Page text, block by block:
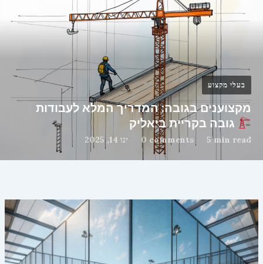
בעלי מקצוע
מקצוענים בגובה: המדריך המלא לעבודות
ינו 14, 2025 0 comments 5 min read